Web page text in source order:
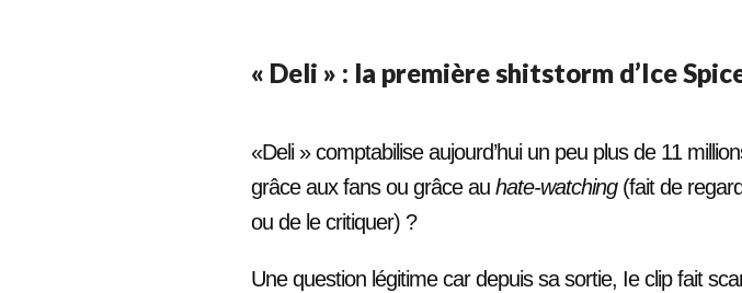
« Deli » : la première shitstorm d’Ice
«Deli » comptabilise aujourd’hui un peu plus de 11
grâce aux fans ou grâce au hate-watching(fait de
ou de le critiquer) ?
Une question légitime car depuis sa sortie, Ie clip fait